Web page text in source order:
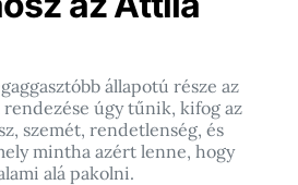
állapotú része az
úgy tűnik, kifog az
szemét, rendetlenség, és
mintha azért lenne, hogy
alá pakolni.